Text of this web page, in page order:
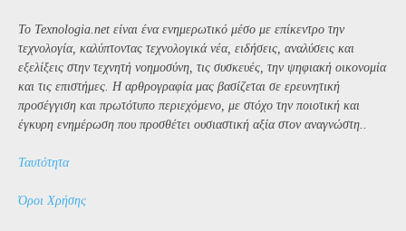
Το Texnologia.net είναι ένα ενημερωτικό μέσο με επίκεντρο την
τεχνολογία, καλύπτοντας τεχνολογικά νέα, ειδήσεις, αναλύσεις και
εξελίξεις στην τεχνητή νοημοσύνη, τις συσκευές, την ψηφιακή οικονομία
και τις επιστήμες. Η αρθρογραφία μας βασίζεται σε ερευνητική
προσέγγιση και πρωτότυπο περιεχόμενο, με στόχο την ποιοτική και
έγκυρη ενημέρωση που προσθέτει ουσιαστική αξία στον αναγνώστη..
Ταυτότητα
Όροι Χρήσης